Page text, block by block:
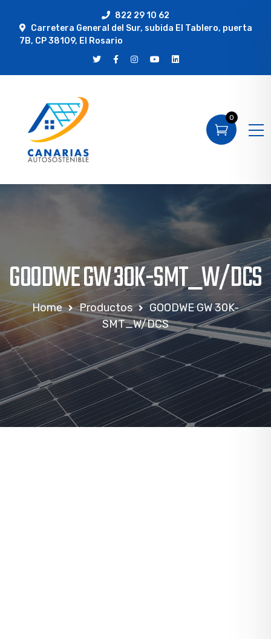
822 29 10 62
Carretera General del Sur, subida El Tablero, puerta
7B, CP 38109, El Rosario
0
GOODWE GW 30K-SMT_W/DCS
Home Productos
GOODWE GW 30K-
SMT_W/DCS